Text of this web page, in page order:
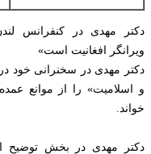
دکتر مهدی در کنفرانس
ویرانگر افغانیت است»
دکتر مهدی در سخنرانی خود در
و اسلامیت» را از موانع
خواند.
دکتر مهدی در بخش توضیح